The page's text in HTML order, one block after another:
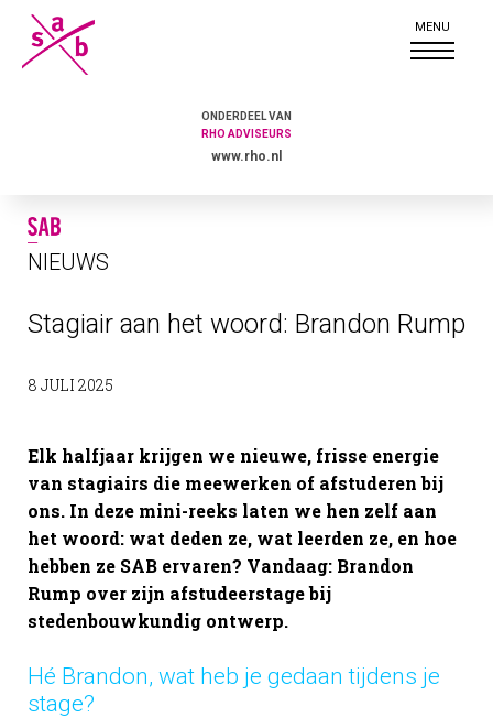
ONDERDEEL VAN
RHO ADVISEURS
www.rho.nl
NIEUWS
Stagiair aan het woord: Brandon Rump
8 JULI 2025
Elk halfjaar krijgen we nieuwe, frisse energie
van stagiairs die meewerken of afstuderen bij
ons. In deze mini-reeks laten we hen zelf aan
het woord: wat deden ze, wat leerden ze, en hoe
hebben ze SAB ervaren? Vandaag: Brandon
Rump over zijn afstudeerstage bij
stedenbouwkundig ontwerp.
Hé Brandon, wat heb je gedaan tijdens je
stage?